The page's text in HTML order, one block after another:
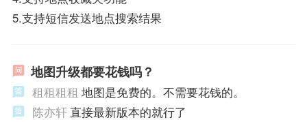
5.支持短信发送地点搜索结果
地图升级都要花钱吗？
租租租租 地图是免费的。不需要花钱的。
陈亦轩 直接最新版本的就行了